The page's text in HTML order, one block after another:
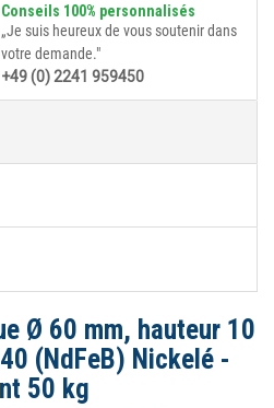
Conseils 100% personnalisés
„Je suis heureux de vous soutenir dans
votre demande."
+49 (0) 2241 959450
Ø 60 mm, hauteur 10
(NdFeB) Nickelé -
50 kg